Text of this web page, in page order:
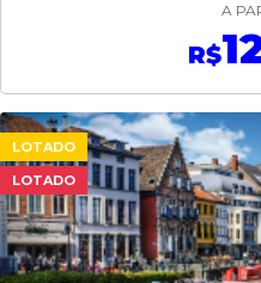
A
R$
LOTADO
LOTADO